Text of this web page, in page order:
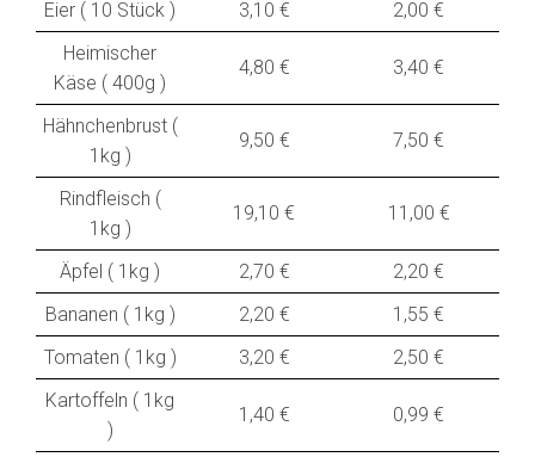
Eier ( 10 Stück ) 3,10 €
2,00 €
Heimischer
Käse ( 400g )
4,80 € 3,40 €
Hähnchenbrust (
1kg )
9,50 € 7,50 €
Rindfleisch (
1kg )
19,10 € 11,00 €
Äpfel ( 1kg ) 2,70 €
2,20 €
Bananen ( 1kg )
2,20 €
1,55 €
Tomaten ( 1kg )
3,20 €
2,50 €
Kartoffeln ( 1kg
)
1,40 € 0,99 €